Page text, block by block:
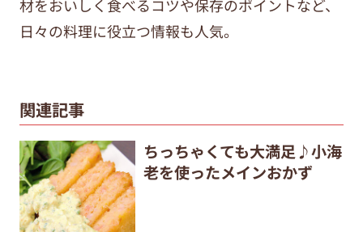
材をおいしく食べるコツや保存のポイントなど、
日々の料理に役立つ情報も人気。
関連記事
ちっちゃくても大満足♪小海
老を使ったメインおかず